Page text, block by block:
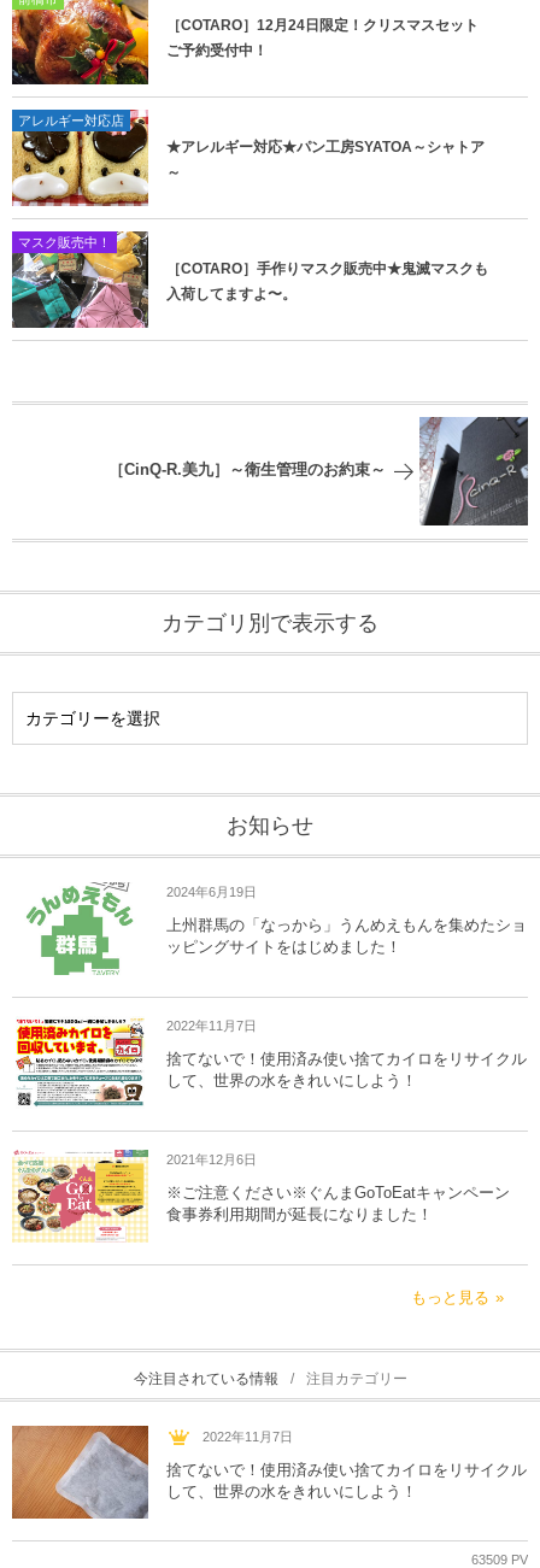
［COTARO］12月24日限定！クリスマスセット
ご予約受付中！
アレルギー対応店
★アレルギー対応★パン工房SYATOA～シャトア
～
マスク販売中！
［COTARO］手作りマスク販売中★鬼滅マスクも
入荷してますよ〜。
［CinQ-R.美九］～衛生管理のお約束～
カテゴリ別で表示する
お知らせ
2024年6月19日
上州群馬の「なっから」うんめえもんを集めたショ
ッピングサイトをはじめました！
2022年11月7日
捨てないで！使用済み使い捨てカイロをリサイクル
して、世界の水をきれいにしよう！
2021年12月6日
※ご注意ください※ぐんまGoToEatキャンペーン
食事券利用期間が延長になりました！
もっと見る
今注目されている情報 注目カテゴリー
2022年11月7日
捨てないで！使用済み使い捨てカイロをリサイクル
して、世界の水をきれいにしよう！
63509 PV